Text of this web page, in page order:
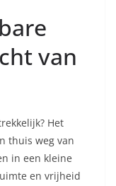
van
Het
thuis weg van
in een kleine
en vrijheid